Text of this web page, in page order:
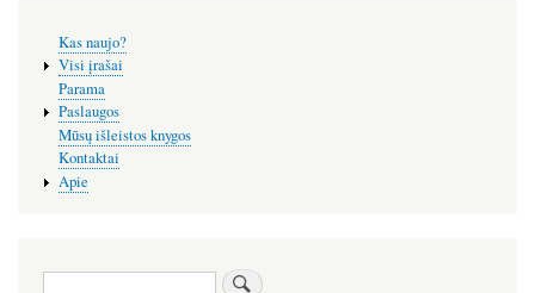
meniu
Kas naujo?
Visi įrašai
Parama
Paslaugos
Mūsų išleistos knygos
Kontaktai
Apie
Paieška